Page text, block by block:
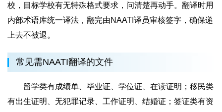
校，目标学校有无特殊格式要求，问清楚再动手。翻译时用
内部术语库统一译法，翻完由NAATI译员审核签字，确保递
上去不被退。
常见需NAATI翻译的文件
留学类有成绩单、毕业证、学位证、在读证明；移民类
有出生证明、无犯罪记录、工作证明、结婚证；签证类有资